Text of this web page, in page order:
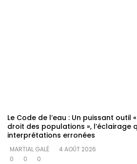
Le Code de l’eau : Un puissant outil
droit des populations », l’éclairage
interprétations erronées
MARTIAL GALÉ
4 AOÛT 2026
0
0 0